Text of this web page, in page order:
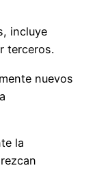
incluye
terceros.
nuevos
la